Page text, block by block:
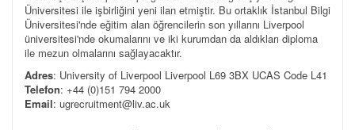
Üniversitesi ile işbirliğini yeni ilan etmiştir. Bu ortaklık İstanbul Bilgi
Üniversitesi'nde eğitim alan öğrencilerin son yıllarını Liverpool
üniversitesi'nde okumalarını ve iki kurumdan da aldıkları diploma
ile mezun olmalarını sağlayacaktır.
Adres: University of Liverpool Liverpool L69 3BX UCAS Code L41
Telefon: +44 (0)151 794 2000
Email: ugrecruitment@liv.ac.uk